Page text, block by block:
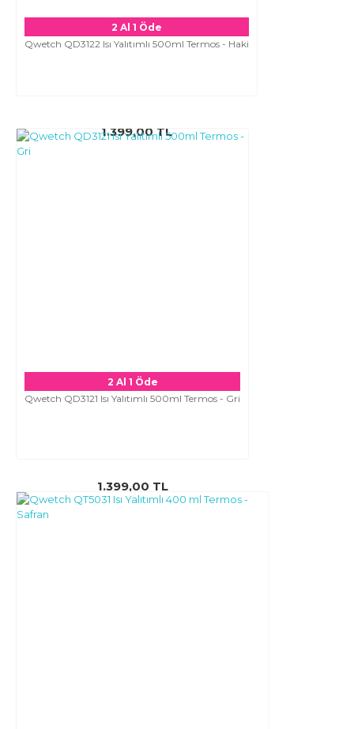
2 Al 1 Öde
Qwetch QD3122 Isı Yalıtımlı 500ml Termos - Haki
1.399,00 TL
2 Al 1 Öde
Qwetch QD3121 Isı Yalıtımlı 500ml Termos - Gri
1.399,00 TL